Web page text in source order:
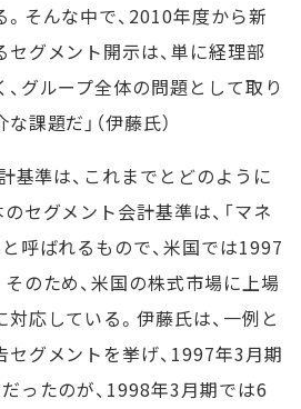
そんな中で、2010年度から新
グメント開示は、単に経理部
グループ全体の問題として取り
課題だ」（伊藤氏）
準は、これまでとどのように
セグメント会計基準は、「マネ
呼ばれるもので、米国では1997
のため、米国の株式市場に上場
応している。伊藤氏は、一例と
グメントを挙げ、1997年3月期
ったのが、1998年3月期では6